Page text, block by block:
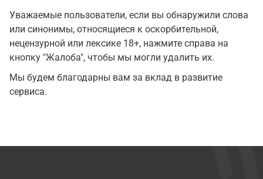
Уважаемые пользователи, если вы обнаружили слова
или синонимы, относящиеся к оскорбительной,
нецензурной или лексике 18+, нажмите справа на
кнопку "Жалоба", чтобы мы могли удалить их.
Мы будем благодарны вам за вклад в развитие
сервиса.